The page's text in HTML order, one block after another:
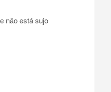
não está sujo